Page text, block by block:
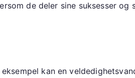
de deler sine suksesser og
kan en